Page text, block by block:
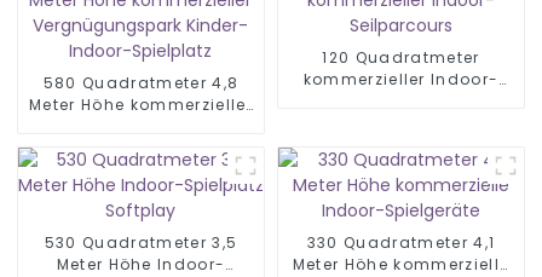
580 Quadratmeter 4,8
Meter Höhe kommerzieller
Kinder-Indoor-Spielplatz
120 Quadratmeter
kommerzieller Indoor-
530 Quadratmeter 3,5
Meter Höhe Indoor-
330 Quadratmeter 4,1
Meter Höhe kommerzielle